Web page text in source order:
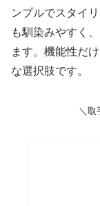
ンプルでスタイ
も馴染みやすく
ます。機能性だ
な選択肢です。
＼取